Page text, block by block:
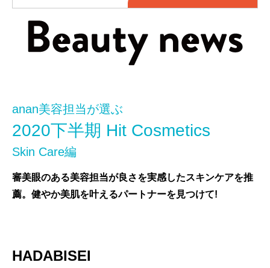
anan美容担当が選ぶ
2020下半期 Hit Cosmetics
Skin Care編
審美眼のある美容担当が良さを実感したスキンケアを推
薦。健やか美肌を叶えるパートナーを見つけて!
HADABISEI